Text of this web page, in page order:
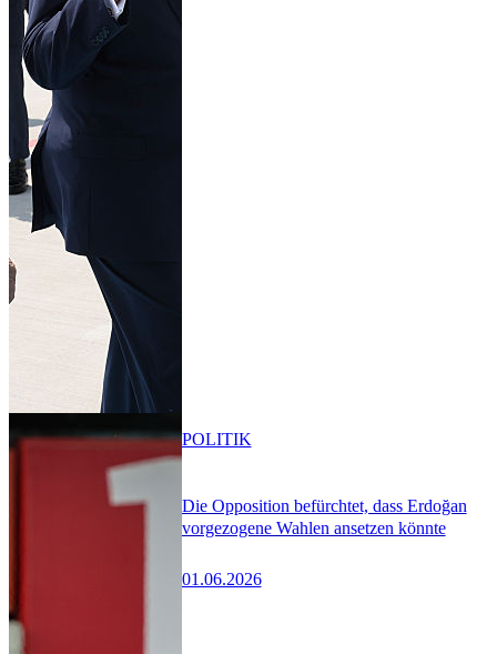
Die Opposition befürchtet, dass Erdoğan
vorgezogene Wahlen ansetzen könnte
01.06.2026
POLITIK